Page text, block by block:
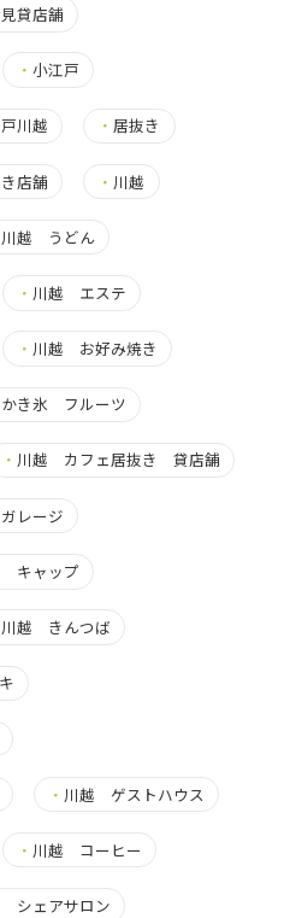
貸店舗
・小江戸
川越 ・居抜き
店舗 ・ 川越
川越 うどん
・ 川越 エステ
・ 川越 お好み焼き
き氷 フルーツ
・ 川越 カフェ居抜き 貸店舗
レージ
キャップ
川越 きんつば
・ 川越 ゲストハウス
・ 川越 コーヒー
シェアサロン